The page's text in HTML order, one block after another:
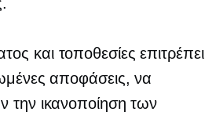
και τοποθεσίες επιτρέπει
αποφάσεις, να
την ικανοποίηση των